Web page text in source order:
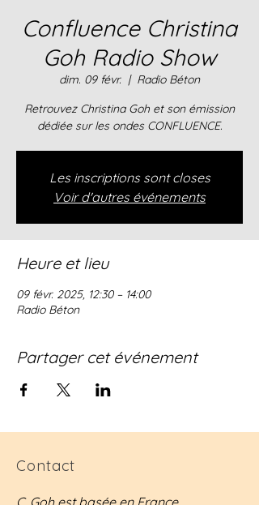
Confluence Christina
Goh Radio Show
dim. 09 févr.
  |
Radio Béton
Retrouvez Christina Goh et son émission
dédiée sur les ondes CONFLUENCE.
Les inscriptions sont closes
Voir d'autres événements
Heure et lieu
09 févr. 2025, 12:30 – 14:00
Radio Béton
Partager cet événement
Contact
C. Goh est basée en France.